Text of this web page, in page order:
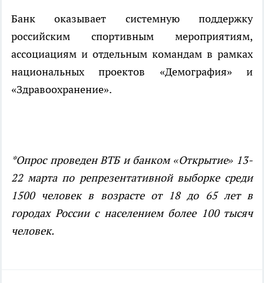
Банк оказывает системную поддержку
российским спортивным мероприятиям,
ассоциациям и отдельным командам в рамках
национальных проектов «Демография» и
«Здравоохранение».
*Опрос проведен ВТБ и банком «Открытие» 13-
22 марта по репрезентативной выборке среди
1500 человек в возрасте от 18 до 65 лет в
городах России с населением более 100 тысяч
человек.